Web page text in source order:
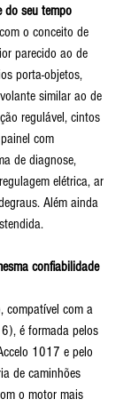
do seu tempo
o conceito de
parecido ao de
porta-objetos,
similar ao de
regulável, cintos
com
de diagnose,
elétrica, ar
Além ainda
confiabilidade
compatível com a
é formada pelos
1017 e pelo
de caminhões
o motor mais